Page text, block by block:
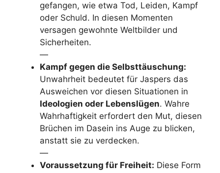
gefangen, wie etwa Tod, Leiden, Kampf
oder Schuld. In diesen Momenten
versagen gewohnte Weltbilder und
Sicherheiten.
—
Kampf gegen die Selbsttäuschung:
Unwahrheit bedeutet für Jaspers das
Ausweichen vor diesen Situationen in
Ideologien oder Lebenslügen. Wahre
Wahrhaftigkeit erfordert den Mut, diesen
Brüchen im Dasein ins Auge zu blicken,
anstatt sie zu verdecken.
—
Voraussetzung für Freiheit: Diese Form